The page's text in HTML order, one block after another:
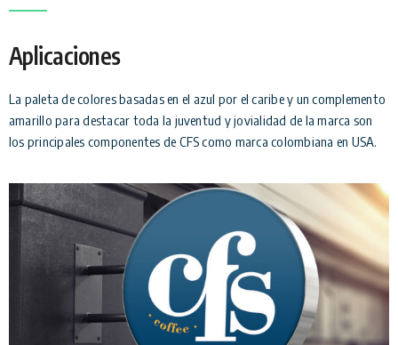
Aplicaciones
La paleta de colores basadas en el azul por el caribe y un complemento
amarillo para destacar toda la juventud y jovialidad de la marca son
los principales componentes de CFS como marca colombiana en USA.